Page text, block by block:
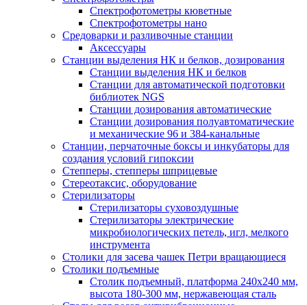
Спектрофотометры кюветные
Спектрофотометры нано
Средоварки и разливочные станции
Аксессуары
Станции выделения НК и белков, дозирования
Станции выделения НК и белков
Станции для автоматической подготовки
библиотек NGS
Станции дозирования автоматические
Станции дозирования полуавтоматические
и механические 96 и 384-канальные
Станции, перчаточные боксы и инкубаторы для
создания условий гипоксии
Степперы, степперы шприцевые
Стереотаксис, оборудование
Стерилизаторы
Стерилизаторы суховоздушные
Стерилизаторы электрические
микробиологических петель, игл, мелкого
инструмента
Столики для засева чашек Петри вращающиеся
Столики подъемные
Столик подъемный, платформа 240х240 мм,
высота 180-300 мм, нержавеющая сталь